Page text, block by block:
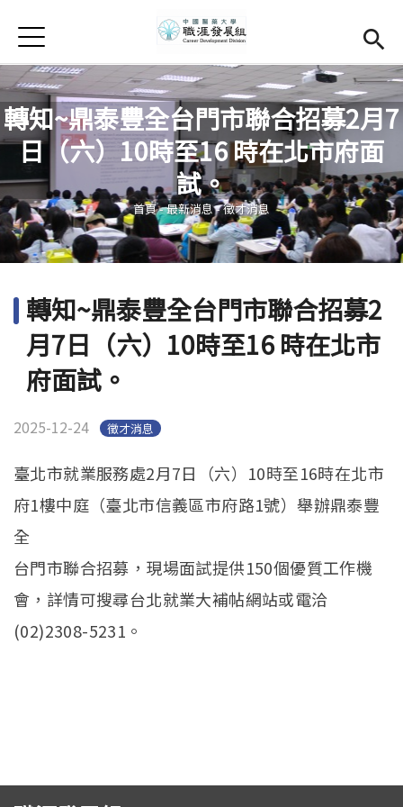
首頁
學務處首頁(link is external)
Open submenu (關於我們)
關於我們
Open submenu (職涯輔導)
職涯輔導
Open submenu (就業調查)
就業調查
活動集錦
相關連結
English
Jump to Navigation
Jump to Main content
轉知~鼎泰豐全台門市聯合招募2月7
日（六）10時至16 時在北市府面
試。
您在這裡
首頁-最新消息-徵才消息
轉知~鼎泰豐全台門市聯合招募2
月7日（六）10時至16 時在北市
府面試。
2025-12-24 徵才消息
臺北市就業服務處2月7日（六）10時至16時在北市
府1樓中庭（臺北市信義區市府路1號）舉辦鼎泰豐
全
台門市聯合招募，現場面試提供150個優質工作機
會，詳情可搜尋台北就業大補帖網站或電洽
(02)2308-5231。